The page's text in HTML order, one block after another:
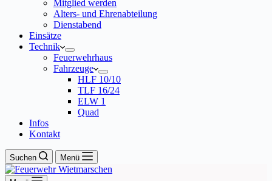
Mitglied werden
Alters- und Ehrenabteilung
Dienstabend
Einsätze
Technik
Feuerwehrhaus
Fahrzeuge
HLF 10/10
TLF 16/24
ELW 1
Quad
Infos
Kontakt
Suchen Menü